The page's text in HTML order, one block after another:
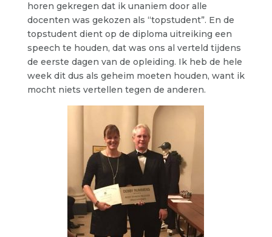
horen gekregen dat ik unaniem door alle
docenten was gekozen als “topstudent”. En de
topstudent dient op de diploma uitreiking een
speech te houden, dat was ons al verteld tijdens
de eerste dagen van de opleiding. Ik heb de hele
week dit dus als geheim moeten houden, want ik
mocht niets vertellen tegen de anderen.